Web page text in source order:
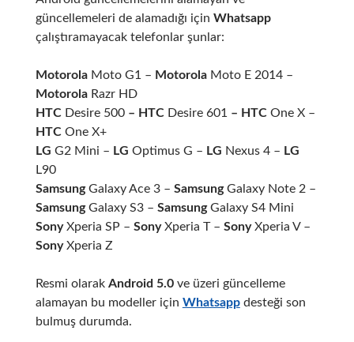
güncellemeleri de alamadığı için Whatsapp
çalıştıramayacak telefonlar şunlar:
MotorolaMoto G1 – MotorolaMoto E 2014 –
Motorola Razr HD
HTC Desire 500– HTC Desire 601 – HTC One X –
HTCOne X+
LG G2 Mini – LG Optimus G – LG Nexus 4 – LG
L90
SamsungGalaxy Ace 3 – SamsungGalaxy Note 2 –
SamsungGalaxy S3 – SamsungGalaxy S4 Mini
SonyXperia SP – SonyXperia T – SonyXperia V –
SonyXperia Z
Resmi olarak Android 5.0ve üzeri güncelleme
alamayan bu modeller için Whatsappdesteği son
bulmuş durumda.